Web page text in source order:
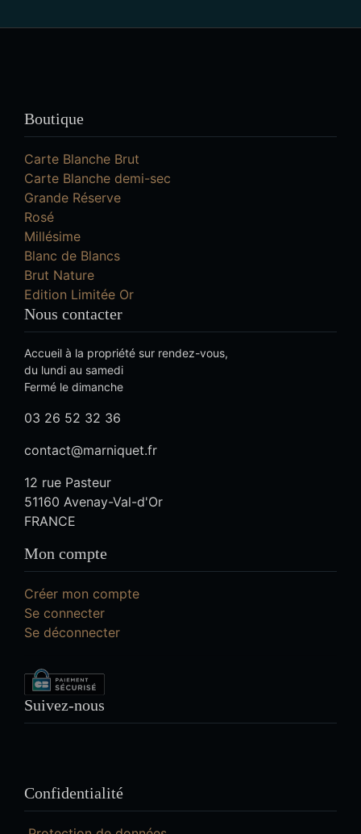
Boutique
Carte Blanche Brut
Carte Blanche demi-sec
Grande Réserve
Rosé
Millésime
Blanc de Blancs
Brut Nature
Edition Limitée Or
Nous contacter
Accueil à la propriété sur rendez-vous,
du lundi au samedi
Fermé le dimanche
03 26 52 32 36
contact@marniquet.fr
12 rue Pasteur
51160 Avenay-Val-d'Or
FRANCE
Mon compte
Créer mon compte
Se connecter
Se déconnecter
Suivez-nous
Confidentialité